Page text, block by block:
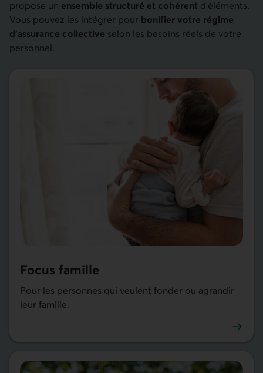
propose un ensemble structuré et cohérent d’éléments.
Vous pouvez les intégrer pour bonifier votre régime
d’assurance collective selon les besoins réels de votre
personnel.
Focus famille
Pour les personnes qui veulent fonder ou agrandir
leur famille.